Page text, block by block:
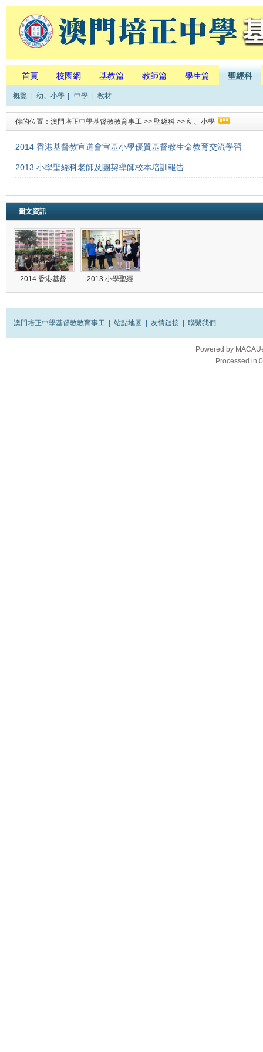
首頁 校園網 基教篇 教師篇 學生篇 聖經科
概覽 幼、小學 中學 教材
你的位置： 澳門培正中學基督教教育事工 >> 聖經科 >> 幼、小學
2014 香港基督教宣道會宣基小學優質基督教生命教育交流學習
2013 小學聖經科老師及團契導師校本培訓報告
圖文資訊
2014 香港基督 2013 小學聖經
澳門培正中學基督教教育事工 站點地圖 友情鏈接 聯繫我們
Powered by
Processed in